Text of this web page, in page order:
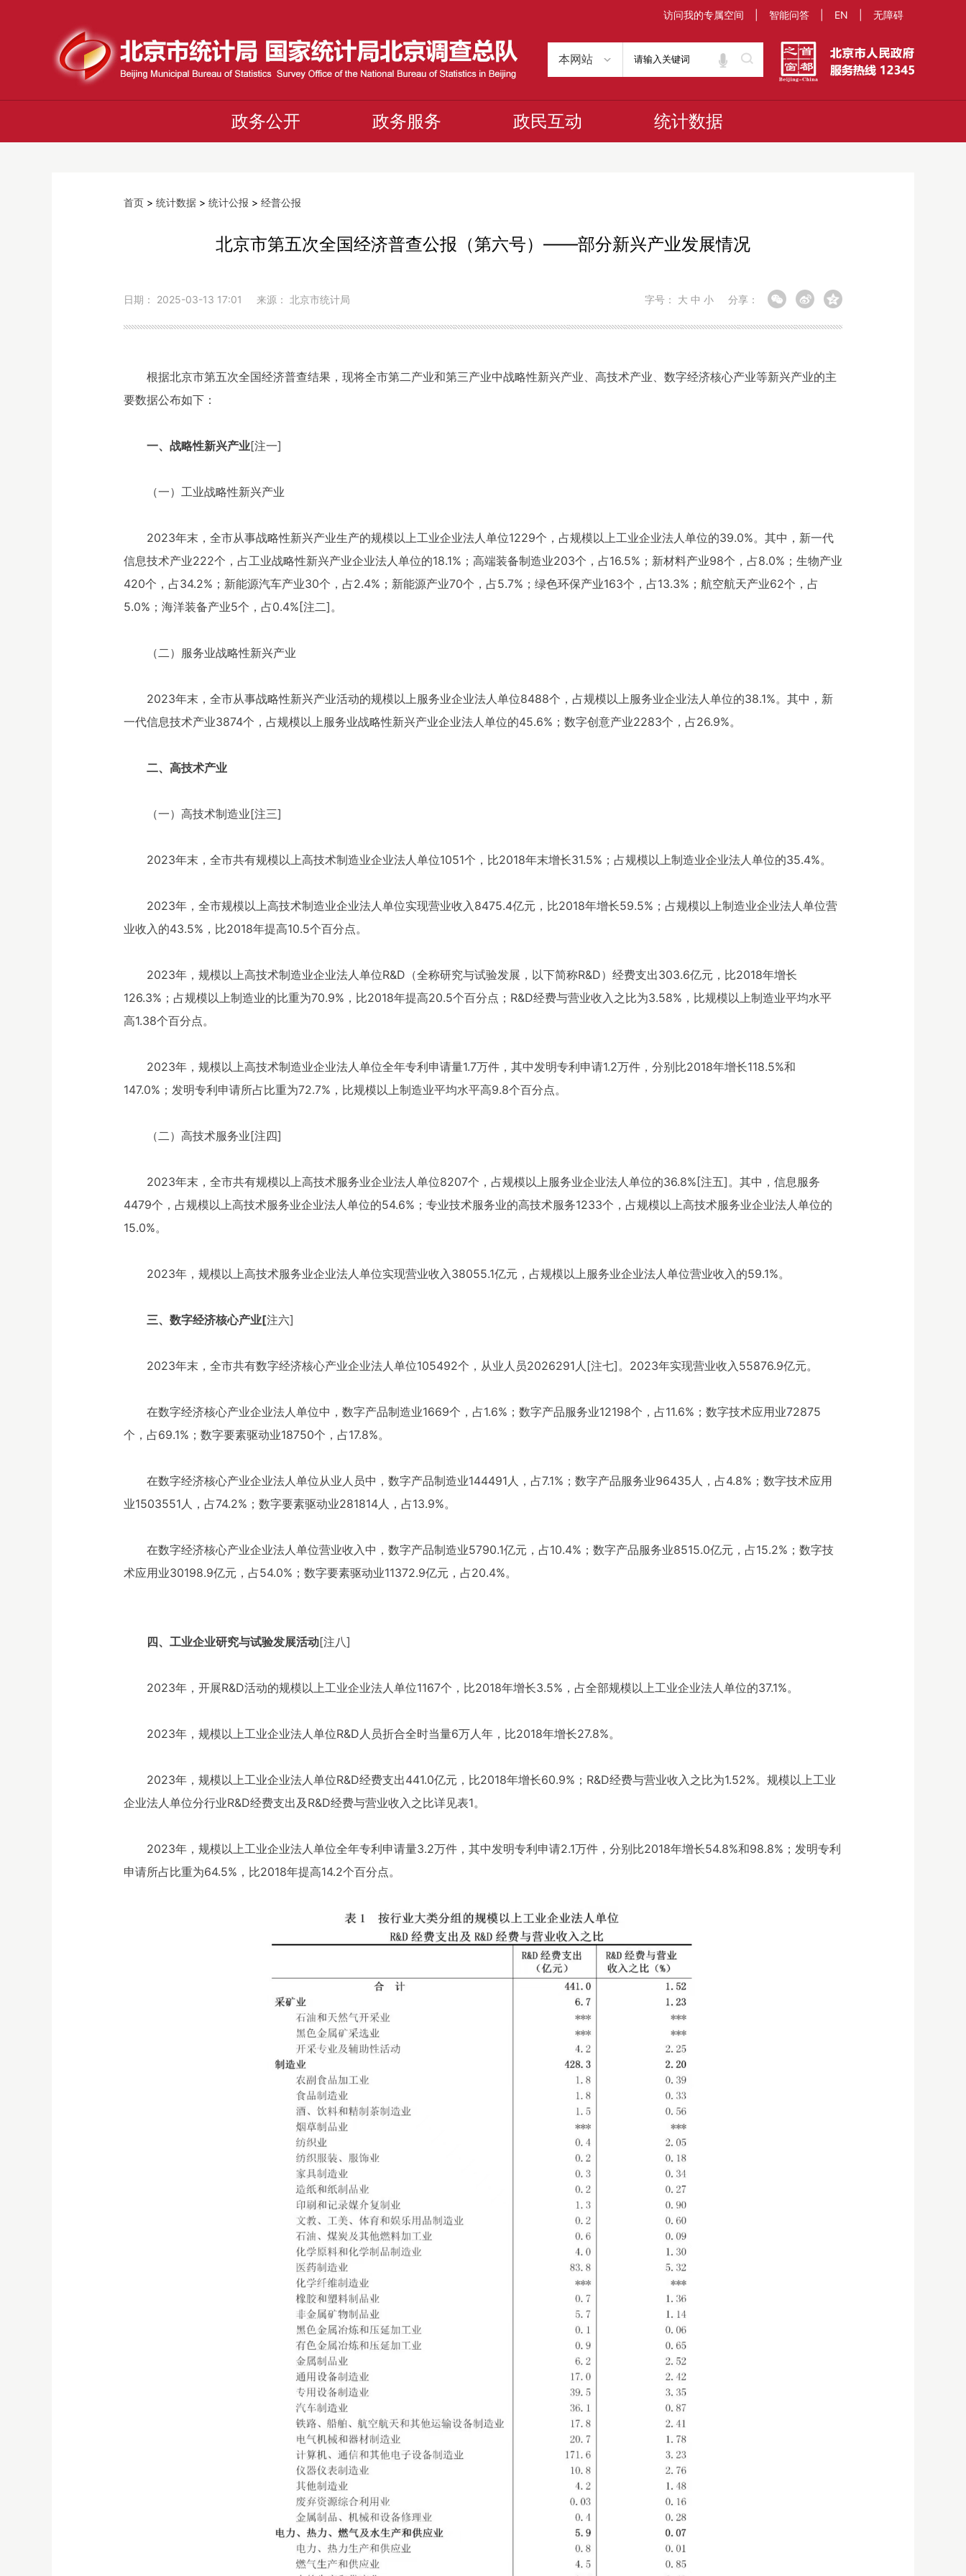
访问我的专属空间 智能问答 EN 无障碍
政务公开 政务服务 政民互动 统计数据
首页 > 统计数据 > 统计公报 > 经普公报
北京市第五次全国经济普查公报（第六号）——部分新兴产业发展情况
字号： 大 中 小 分享：
日期： 2025-03-13 17:01 来源： 北京市统计局
根据北京市第五次全国经济普查结果，现将全市第二产业和第三产业中战略性新兴产业、高技术产业、数字经济核心产业等新兴产业的主
要数据公布如下：
一、战略性新兴产业[注一]
（一）工业战略性新兴产业
2023年末，全市从事战略性新兴产业生产的规模以上工业企业法人单位1229个，占规模以上工业企业法人单位的39.0%。其中，新一代
信息技术产业222个，占工业战略性新兴产业企业法人单位的18.1%；高端装备制造业203个，占16.5%；新材料产业98个，占8.0%；生物产业
420个，占34.2%；新能源汽车产业30个，占2.4%；新能源产业70个，占5.7%；绿色环保产业163个，占13.3%；航空航天产业62个，占
5.0%；海洋装备产业5个，占0.4%[注二]。
（二）服务业战略性新兴产业
2023年末，全市从事战略性新兴产业活动的规模以上服务业企业法人单位8488个，占规模以上服务业企业法人单位的38.1%。其中，新
一代信息技术产业3874个，占规模以上服务业战略性新兴产业企业法人单位的45.6%；数字创意产业2283个，占26.9%。
二、高技术产业
（一）高技术制造业[注三]
2023年末，全市共有规模以上高技术制造业企业法人单位1051个，比2018年末增长31.5%；占规模以上制造业企业法人单位的35.4%。
2023年，全市规模以上高技术制造业企业法人单位实现营业收入8475.4亿元，比2018年增长59.5%；占规模以上制造业企业法人单位营
业收入的43.5%，比2018年提高10.5个百分点。
2023年，规模以上高技术制造业企业法人单位R&D（全称研究与试验发展，以下简称R&D）经费支出303.6亿元，比2018年增长
126.3%；占规模以上制造业的比重为70.9%，比2018年提高20.5个百分点；R&D经费与营业收入之比为3.58%，比规模以上制造业平均水平
高1.38个百分点。
2023年，规模以上高技术制造业企业法人单位全年专利申请量1.7万件，其中发明专利申请1.2万件，分别比2018年增长118.5%和
147.0%；发明专利申请所占比重为72.7%，比规模以上制造业平均水平高9.8个百分点。
（二）高技术服务业[注四]
2023年末，全市共有规模以上高技术服务业企业法人单位8207个，占规模以上服务业企业法人单位的36.8%[注五]。其中，信息服务
4479个，占规模以上高技术服务业企业法人单位的54.6%；专业技术服务业的高技术服务1233个，占规模以上高技术服务业企业法人单位的
15.0%。
2023年，规模以上高技术服务业企业法人单位实现营业收入38055.1亿元，占规模以上服务业企业法人单位营业收入的59.1%。
三、数字经济核心产业[注六]
2023年末，全市共有数字经济核心产业企业法人单位105492个，从业人员2026291人[注七]。2023年实现营业收入55876.9亿元。
在数字经济核心产业企业法人单位中，数字产品制造业1669个，占1.6%；数字产品服务业12198个，占11.6%；数字技术应用业72875
个，占69.1%；数字要素驱动业18750个，占17.8%。
在数字经济核心产业企业法人单位从业人员中，数字产品制造业144491人，占7.1%；数字产品服务业96435人，占4.8%；数字技术应用
业1503551人，占74.2%；数字要素驱动业281814人，占13.9%。
在数字经济核心产业企业法人单位营业收入中，数字产品制造业5790.1亿元，占10.4%；数字产品服务业8515.0亿元，占15.2%；数字技
术应用业30198.9亿元，占54.0%；数字要素驱动业11372.9亿元，占20.4%。
四、工业企业研究与试验发展活动[注八]
2023年，开展R&D活动的规模以上工业企业法人单位1167个，比2018年增长3.5%，占全部规模以上工业企业法人单位的37.1%。
2023年，规模以上工业企业法人单位R&D人员折合全时当量6万人年，比2018年增长27.8%。
2023年，规模以上工业企业法人单位R&D经费支出441.0亿元，比2018年增长60.9%；R&D经费与营业收入之比为1.52%。规模以上工业
企业法人单位分行业R&D经费支出及R&D经费与营业收入之比详见表1。
2023年，规模以上工业企业法人单位全年专利申请量3.2万件，其中发明专利申请2.1万件，分别比2018年增长54.8%和98.8%；发明专利
申请所占比重为64.5%，比2018年提高14.2个百分点。